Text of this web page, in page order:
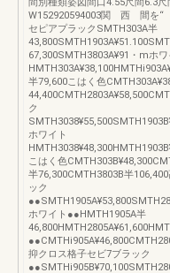
W152920594003関 西 間を
セピアプラックSMTH303A半
67,300SMTH3803A¥91・mホワ
半79,600こはく色
ク
ホワイト
こはく色
半76,300CMTH3803B半
ック
ホワイト●●HMTH1905A半
抑クロス格子セビ7ブラック